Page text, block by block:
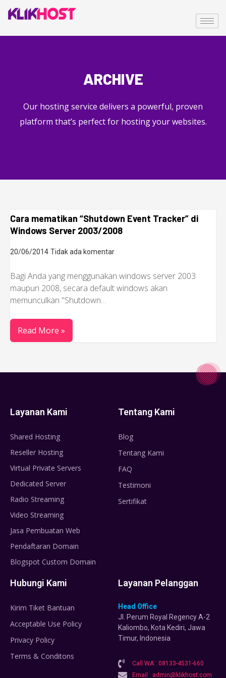
ARCHIVE
Our hosting service delivers a powerful, proven
platform that’s perfect for hosting your websites.
Cara mematikan “Shutdown Event Tracker” di
Windows Server 2003/2008
20/06/2014 Tidak ada komentar
Bagi Anda yang menggunakan windows server 2003
maupun 2008, secara default windows akan
memunculkan "Shutdown…
Read More »
Layanan Kami
Shared Hosting
Reseller Hosting
Virtual Private Servers
Dedicated Server
Radio Streaming
Video Streaming
Jasa Pembuatan Web
Pendaftaran Domain
Blogspot Custom Domain
Tentang Kami
Blog
Tentang Kami
FAQ
Testimoni
Sertifikat
Hubungi Kami
Kirim Tiket Bantuan
Acceptable Use Policy
Privacy Policy
Terms & Conditons
Layanan Pelanggan
Head Office
Jl. Perum Royal Regency A-2
Kaliombo, Kota Kediri, Jawa
Timur, Indonesia
Call WA : 08133-4531-660
Email : admin@klikhost.com